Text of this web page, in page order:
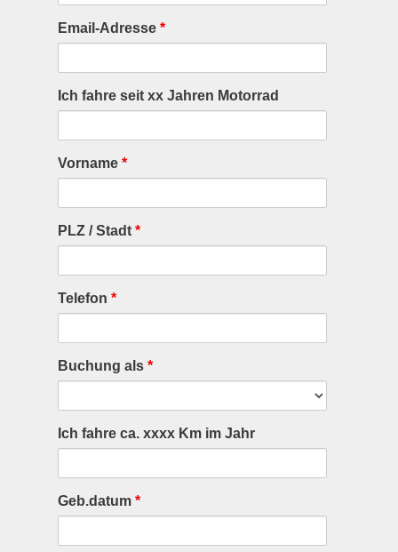
Email-Adresse *
Ich fahre seit xx Jahren Motorrad
Vorname *
PLZ / Stadt *
Telefon *
Buchung als *
Ich fahre ca. xxxx Km im Jahr
Geb.datum *